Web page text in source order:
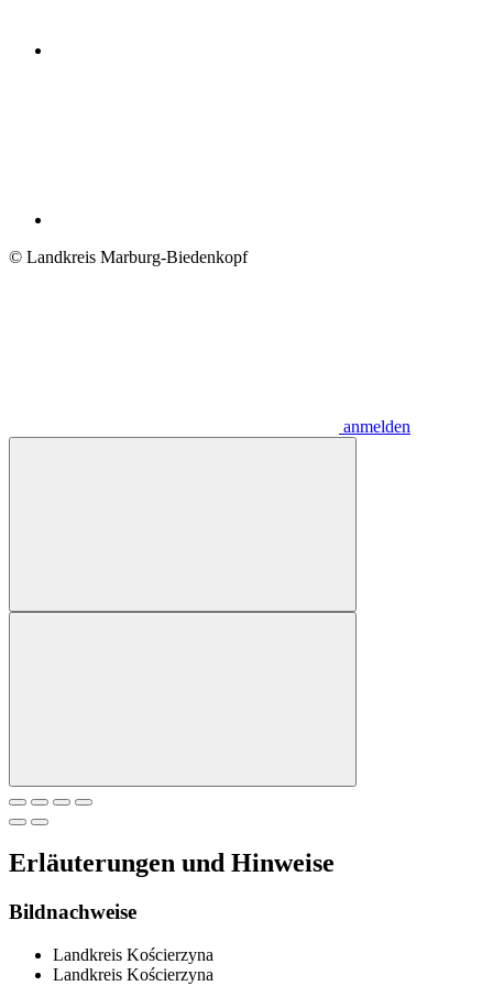
© Landkreis Marburg-Biedenkopf
anmelden
Erläuterungen und Hinweise
Bildnachweise
Landkreis Kościerzyna
Landkreis Kościerzyna